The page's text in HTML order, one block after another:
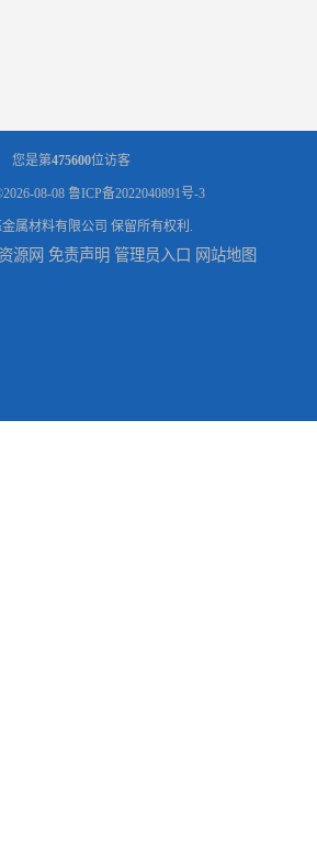
您是第475600位访客
08-08 鲁ICP备2022040891号-3
属材料有限公司 保留所有权利.
源网 免责声明 管理员入口 网站地图